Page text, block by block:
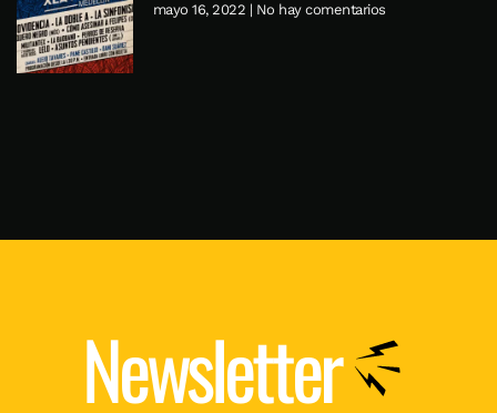
mayo 16, 2022 No hay comentarios
Newsletter